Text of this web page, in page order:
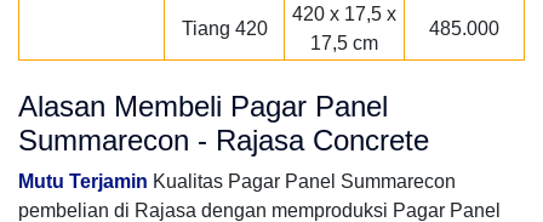
Tiang 420
420 x 17,5 x
17,5 cm
485.000
Alasan Membeli Pagar Panel
Summarecon - Rajasa Concrete
Mutu Terjamin Kualitas Pagar Panel Summarecon
pembelian di Rajasa dengan memproduksi Pagar Panel